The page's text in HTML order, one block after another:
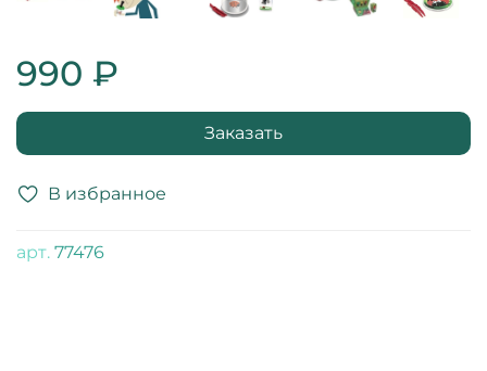
В избранное
арт. 77476
990 ₽
Заказать